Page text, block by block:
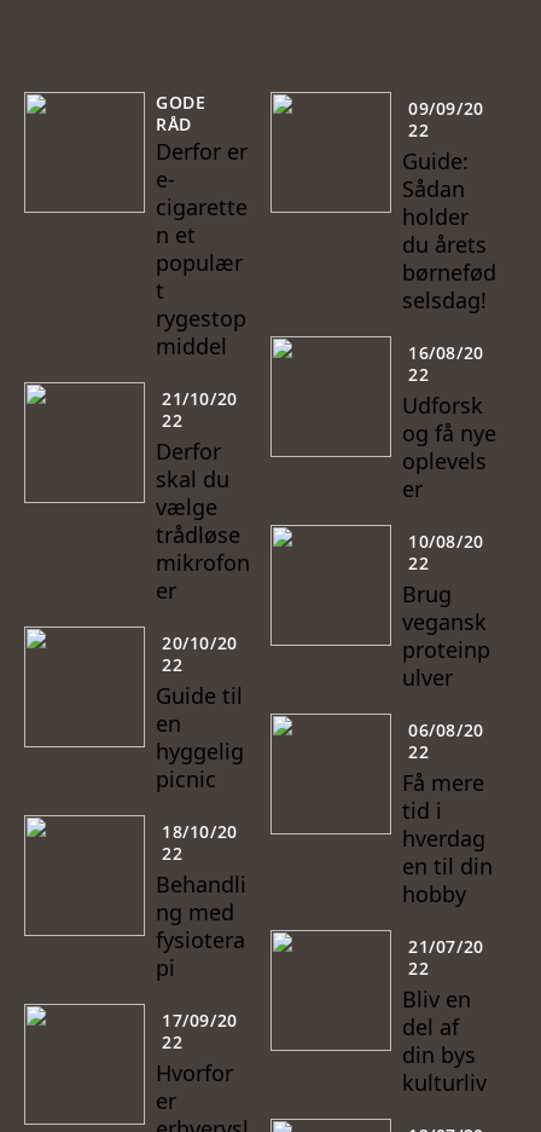
GODE
RÅD
Derfor er
e-
cigarette
n et
populær
t
rygestop
middel
21/10/20
22
Derfor
skal du
vælge
trådløse
mikrofon
er
20/10/20
22
Guide til
en
hyggelig
picnic
18/10/20
22
Behandli
ng med
fysiotera
pi
17/09/20
22
Hvorfor
er
09/09/20
22
Guide:
Sådan
holder
du årets
børnefød
selsdag!
16/08/20
22
Udforsk
og få nye
oplevels
er
10/08/20
22
Brug
vegansk
proteinp
ulver
06/08/20
22
Få mere
tid i
hverdag
en til din
hobby
21/07/20
22
Bliv en
del af
din bys
kulturliv